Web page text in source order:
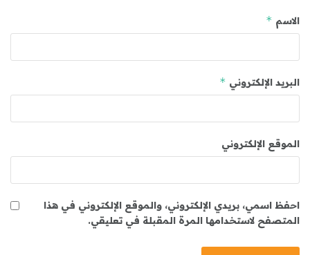
الاسم *
البريد الإلكتروني *
الموقع الإلكتروني
احفظ اسمي، بريدي الإلكتروني، والموقع الإلكتروني في هذا
المتصفح لاستخدامها المرة المقبلة في تعليقي.